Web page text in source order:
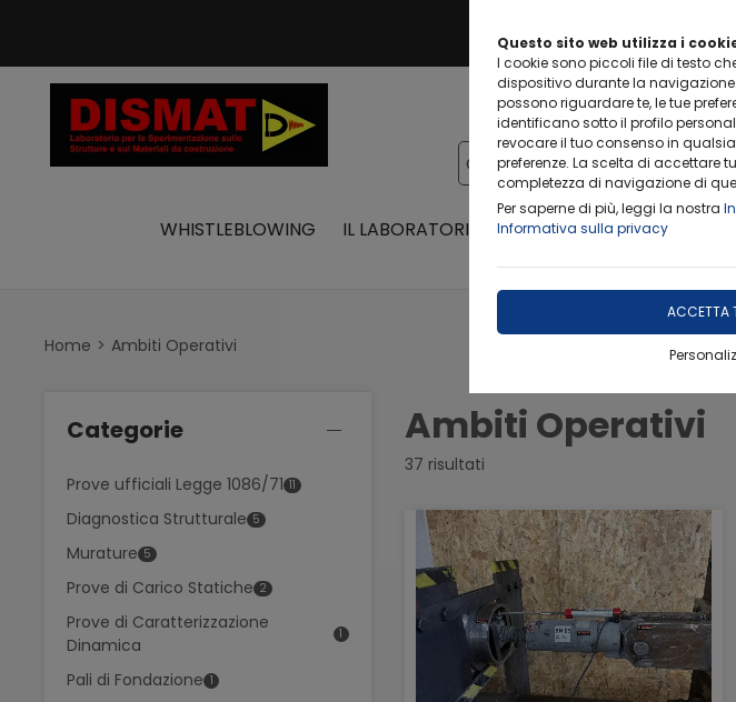
Questo sito web utilizza i
I cookie sono piccoli file di testo
dispositivo durante la
possono riguardare te, le tue
identificano sotto il profilo
revocare il tuo consenso in
preferenze. La scelta di accettare
completezza di navigazione di
Per saperne di più, leggi la nostra
Informativa sulla privacy
ACCETTA
Info importanti per
WHISTLEBLOWING IL LABORATORIO AMBITI OPERATIVI
Home Ambiti Operativi
Categorie
Prove ufficiali Legge 1086/71 11
Diagnostica Strutturale 5
Murature 5
Prove di Carico Statiche 2
Prove di Caratterizzazione
Dinamica
1
Pali di Fondazione 1
Ambiti Operativi
37 risultati